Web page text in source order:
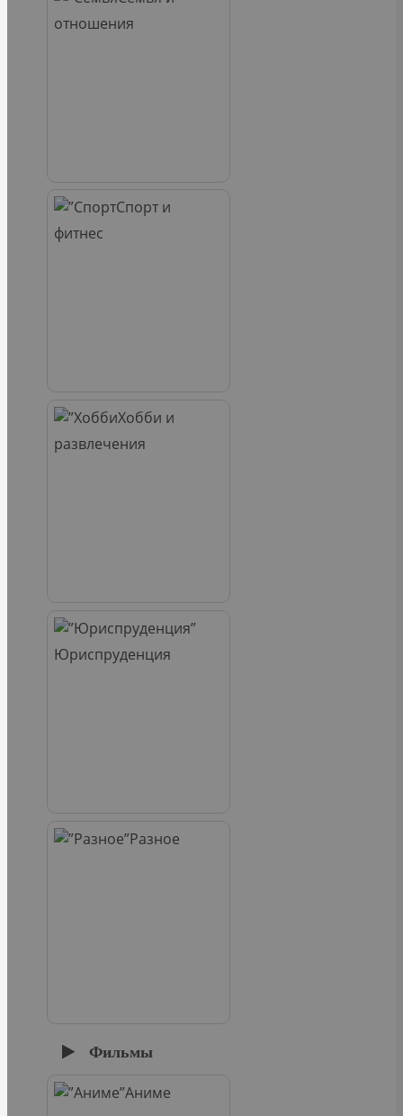
отношения
Спорт и
фитнес
Хобби и
развлечения
Юриспруденция
Разное
Фильмы
Аниме